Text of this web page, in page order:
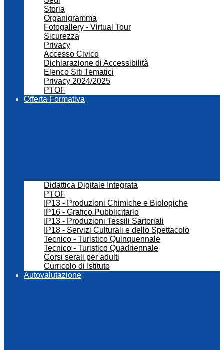
Storia
Organigramma
Fotogallery - Virtual Tour
Sicurezza
Privacy
Accesso Civico
Dichiarazione di Accessibilità
Elenco Siti Tematici
Privacy 2024/2025
PTOF
Offerta Formativa
Didattica Digitale Integrata
PTOF
IP13 - Produzioni Chimiche e Biologiche
IP16 - Grafico Pubblicitario
IP13 - Produzioni Tessili Sartoriali
IP18 - Servizi Culturali e dello Spettacolo
Tecnico - Turistico Quinquennale
Tecnico - Turistico Quadriennale
Corsi serali per adulti
Curricolo di Istituto
Autovalutazione